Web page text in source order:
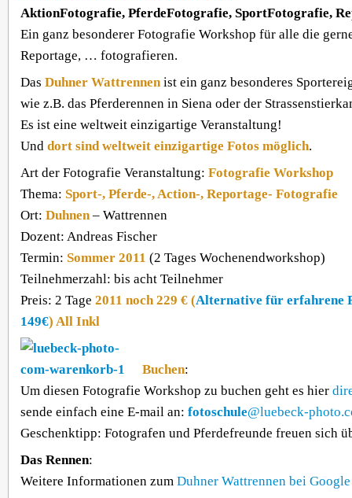
AktionFotografie, PferdeFotografie, SportFotografie,
Ein ganz besonderer Fotografie Workshop für alle die
Reportage, … fotografieren.
Das Duhner Wattrennenist ein ganz besonderes
wie z.B. das Pferderennen in Siena oder der
Es ist eine weltweit einzigartige Veranstaltung!
Und dort sind weltweit einzigartige Fotos möglich.
Art der Fotografie Veranstaltung: Fotografie Workshop
Thema: Sport-, Pferde-, Action-, Reportage- Fotografie
Ort: Duhnen– Wattrennen
Dozent: Andreas Fischer
Termin: Sommer 2011 (2 Tages Wochenendworkshop)
Teilnehmerzahl: bis acht Teilnehmer
Preis: 2 Tage 2011 noch 229 € (Alternative für erfahrene
149€) All Inkl
Buchen:
Um diesen Fotografie Workshop zu buchen geht es hier
sende einfach eine E-mail an: fotoschule@luebeck-
Geschenktipp: Fotografen und Pferdefreunde freuen sich
Das Rennen:
Weitere Informationen zum Duhner Wattrennen bei Google